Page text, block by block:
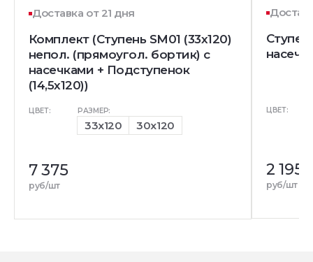
Доставка от 21 дня
Комплект (Ступень SM01 (33x120)
непол. (прямоугол. бортик) с
насечками + Подступенок
(14,5x120))
ЦВЕТ: РАЗМЕР:
33x120 30x120
7 375
руб/шт
ЦВЕТ:
2 195
руб/шт